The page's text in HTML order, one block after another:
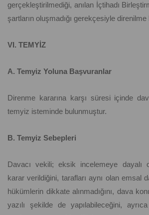
gerçekleştirilmediği, anılan İçtihadı
şartların oluşmadığı gerekçesiyle direnilme
VI. TEMYİZ
A. Temyiz Yoluna Başvuranlar
Direnme kararına karşı süresi içinde
temyiz isteminde bulunmuştur.
B. Temyiz Sebepleri
Davacı vekili; eksik incelemeye dayalı
karar verildiğini, tarafları aynı olan emsal
hükümlerin dikkate alınmadığını, dava
yazılı şekilde de yapılabileceğini,